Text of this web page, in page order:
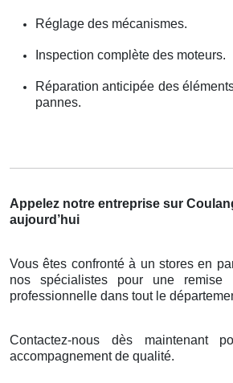
Réglage des mécanismes.
Inspection complète des moteurs.
Réparation anticipée des
pannes.
Appelez notre entreprise sur
aujourd’hui
Vous êtes confronté à un stores en
nos spécialistes pour une remise
professionnelle dans tout le dé
Contactez-nous dès maintenant
accompagnement de qualité.